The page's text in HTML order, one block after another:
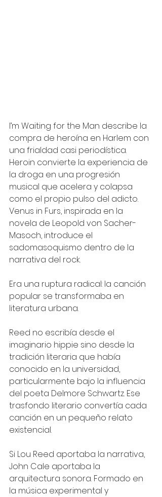
I’m Waiting for the Man describe la
compra de heroína en Harlem con
una frialdad casi periodística.
Heroin convierte la experiencia de
la droga en una progresión
musical que acelera y colapsa
como el propio pulso del adicto.
Venus in Furs, inspirada en la
novela de Leopold von Sacher-
Masoch, introduce el
sadomasoquismo dentro de la
narrativa del rock.
Era una ruptura radical: la canción
popular se transformaba en
literatura urbana.
Reed no escribía desde el
imaginario hippie sino desde la
tradición literaria que había
conocido en la universidad,
particularmente bajo la influencia
del poeta Delmore Schwartz. Ese
trasfondo literario convertía cada
canción en un pequeño relato
existencial.
Si Lou Reed aportaba la narrativa,
John Cale aportaba la
arquitectura sonora. Formado en
la música experimental y